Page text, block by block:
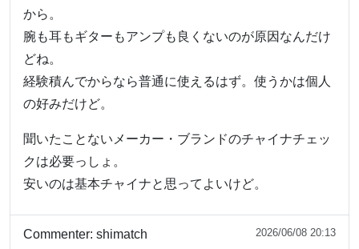
から。
腕も耳もギターもアンプも良くないのが原因なんだけ
どね。
経験積んでからなら普通に使えるはず。使うかは個人
の好みだけど。
聞いたことないメーカー・ブランドのチャイナチェッ
クは必要っしょ。
安いのは基本チャイナと思ってよいけど。
Commenter: shimatch 2026/06/08 20:13